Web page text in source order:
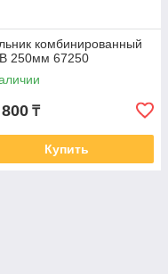
комбинированный
250мм 67250
₸
Купить